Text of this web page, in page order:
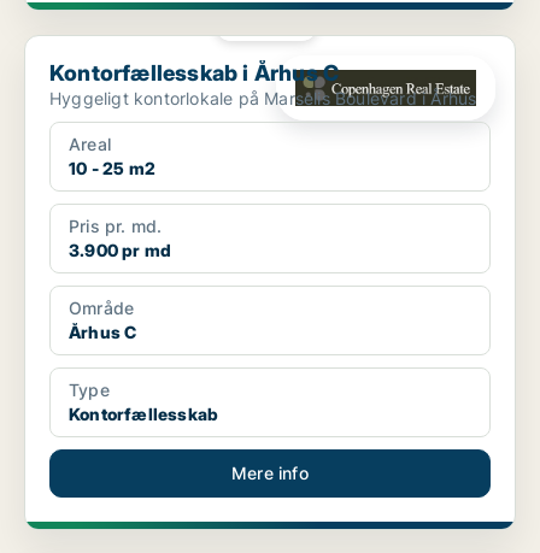
Kontorfællesskab i Århus C
Kontorfællesskab i Århus C
Hyggeligt kontorlokale på Marselis Boulevard i Århus
Areal
10 - 25 m2
Pris pr. md.
3.900 pr md
Område
Århus C
Type
Kontorfællesskab
Mere info